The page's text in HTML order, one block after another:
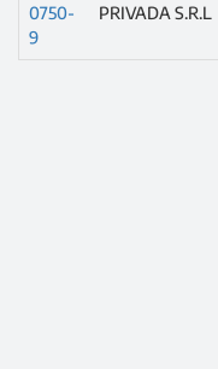
0750-
9
PRIVADA S.R.L